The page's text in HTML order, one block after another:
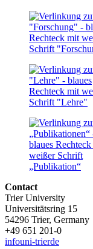
Contact
Trier University
Universitätsring 15
54296 Trier, Germany
+49 651 201-0
infouni-trierde